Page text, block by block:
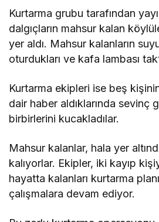
Kurtarma grubu tarafından
dalgıçların mahsur kalan
yer aldı. Mahsur kalanların
oturdukları ve kafa lambası
Kurtarma ekipleri ise beş
dair haber aldıklarında sevinç
birbirlerini kucakladılar.
Mahsur kalanlar, hala yer
kalıyorlar. Ekipler, iki kayıp
hayatta kalanları kurtarma
çalışmalara devam ediyor.